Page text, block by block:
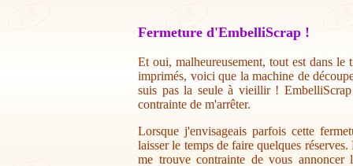
Fermeture d'EmbelliScrap !
Et oui, malheureusement, tout est dans
imprimés, voici que la machine de
suis pas la seule à vieillir !
contrainte de m'arrêter.
Lorsque j'envisageais parfois cette
laisser le temps de faire quelques
me trouve contrainte de vous annoncer